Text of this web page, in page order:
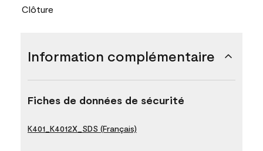
Clôture
Information complémentaire
Fiches de données de sécurité
K401_K4012X_SDS (Français)